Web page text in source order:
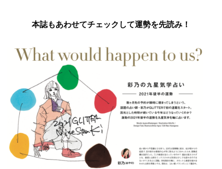
本誌もあわせてチェックして運勢を先読み！